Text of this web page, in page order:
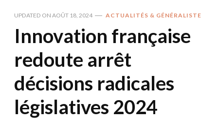
UPDATED ON AOÛT 18, 2024 ACTUALITÉS & GÉNÉRALISTE
Innovation française
redoute arrêt
décisions radicales
législatives 2024